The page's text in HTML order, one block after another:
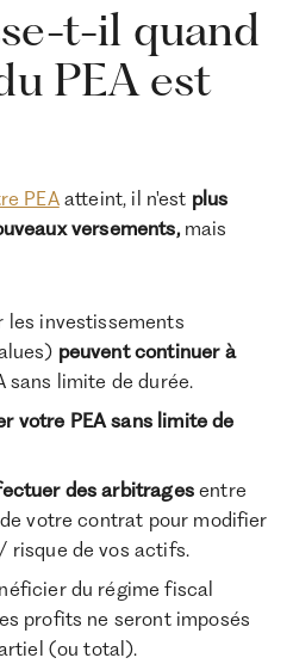
t-il quand
PEA est
PEAatteint, il n'est plus
versements, mais
les investissements
peuvent continuer à
sans limite de durée.
votre PEA sans limite de
des arbitragesentre
votre contrat pour modifier
risque de vos actifs.
du régime fiscal
profits ne seront imposés
(ou total).